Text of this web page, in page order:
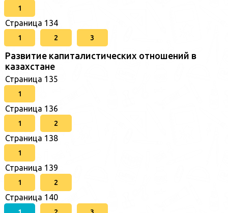
1
Страница 134
1 2 3
Развитие капиталистических отношений в
казахстане
Страница 135
1
Страница 136
1 2
Страница 138
1
Страница 139
1 2
Страница 140